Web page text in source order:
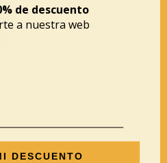
de descuento
a nuestra web
DESCUENTO